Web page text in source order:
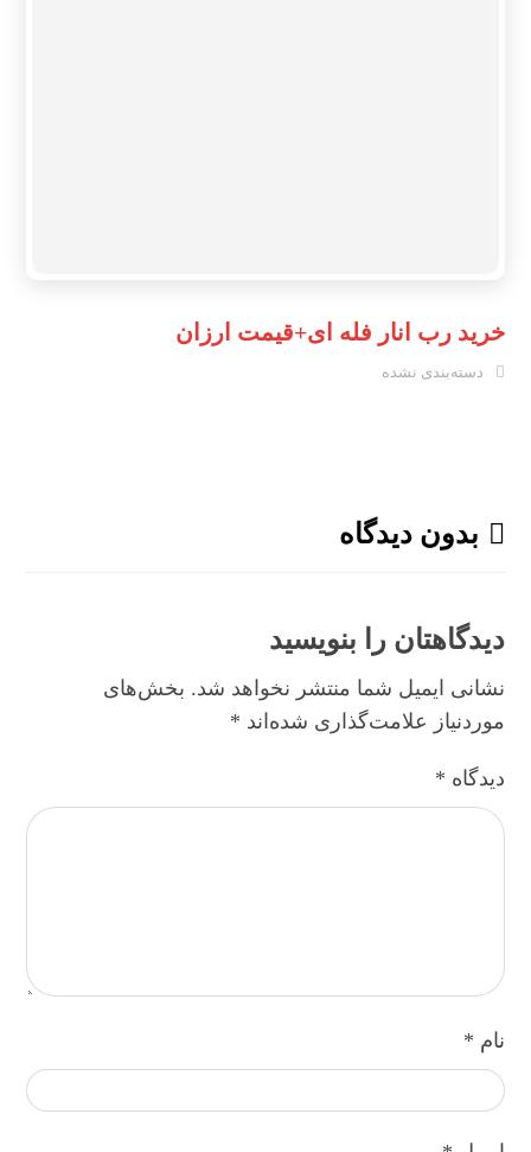
خرید رب انار فله ای+قیمت ارزان
دسته‌بندی نشده
بدون دیدگاه
دیدگاهتان را بنویسید
نشانی ایمیل شما منتشر نخواهد شد. بخش‌های
موردنیاز علامت‌گذاری شده‌اند *
دیدگاه *
نام *